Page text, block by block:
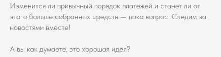
Изменится ли привычный порядок платежей и станет ли от
этого больше собранных средств — пока вопрос. Следим за
новостями вместе!
А вы как думаете, это хорошая идея?